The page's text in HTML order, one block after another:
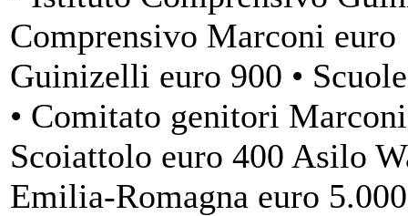
Comprensivo Marconi
Guinizelli euro 900 •
• Comitato genitori
Scoiattolo euro 400 Asilo
Emilia-Romagna euro